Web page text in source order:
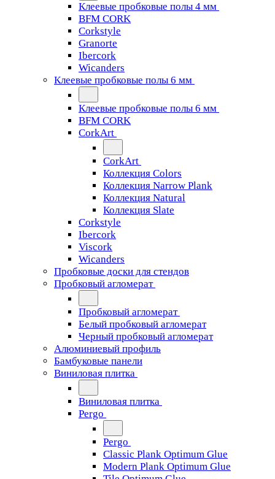
Клеевые пробковые полы 4 мм
BFM CORK
Corkstyle
Granorte
Ibercork
Wicanders
Клеевые пробковые полы 6 мм
Клеевые пробковые полы 6 мм
BFM CORK
CorkArt
CorkArt
Коллекция Colors
Коллекция Narrow Plank
Коллекция Natural
Коллекция Slate
Corkstyle
Ibercork
Viscork
Wicanders
Пробковые доски для стендов
Пробковый агломерат
Пробковый агломерат
Белый пробковый агломерат
Черный пробковый агломерат
Алюминиевый профиль
Бамбуковые панели
Виниловая плитка
Виниловая плитка
Pergo
Pergo
Classic Plank Optimum Glue
Modern Plank Optimum Glue